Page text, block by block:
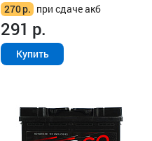
270р. при сдаче акб
291 р.
Купить